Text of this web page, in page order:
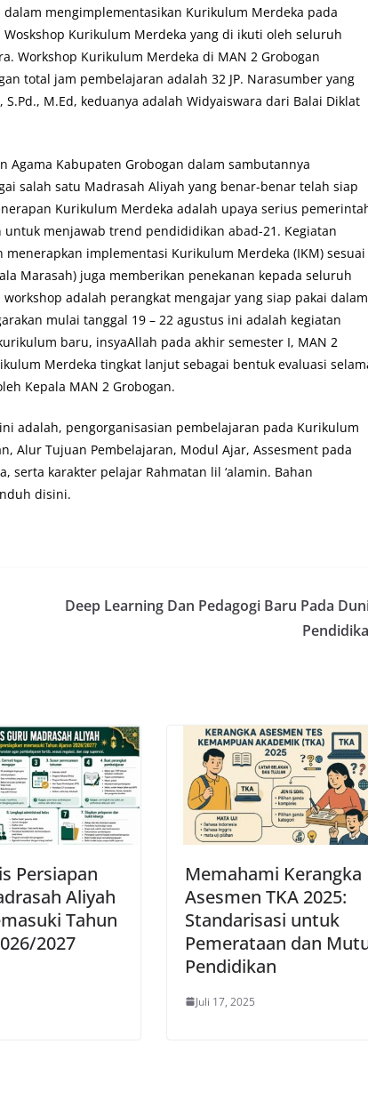
mengimplementasikan Kurikulum Merdeka pada
Kurikulum Merdeka yang di ikuti oleh seluruh
Workshop Kurikulum Merdeka di MAN 2 Grobogan
total jam pembelajaran adalah 32 JP. Narasumber yang
M.Ed, keduanya adalah Widyaiswara dari Balai Diklat
Agama Kabupaten Grobogan dalam sambutannya
salah satu Madrasah Aliyah yang benar-benar telah siap
Kurikulum Merdeka adalah upaya serius
menjawab trend pendididikan abad-21. Kegiatan
implementasi Kurikulum Merdeka (IKM) sesuai
Marasah) juga memberikan penekanan kepada seluruh
adalah perangkat mengajar yang siap pakai dalam
mulai tanggal 19 – 22 agustus ini adalah kegiatan
baru, insyaAllah pada akhir semester I, MAN 2
Merdeka tingkat lanjut sebagai bentuk evaluasi
Kepala MAN 2 Grobogan.
adalah, pengorganisasian pembelajaran pada Kurikulum
Alur Tujuan Pembelajaran, Modul Ajar, Assesment pada
serta karakter pelajar Rahmatan lil ‘alamin. Bahan
disini.
Deep Learning Dan Pedagogi Baru Pada
Persiapan
Aliyah
Tahun
2027
Memahami Kerangka
Asesmen TKA 2025:
Standarisasi untuk
Pemerataan dan
Pendidikan
Juli 17, 2025